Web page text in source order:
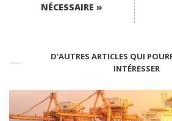
NÉCESSAIRE »
D'AUTRES ARTICLES QUI
INTÉRESSER